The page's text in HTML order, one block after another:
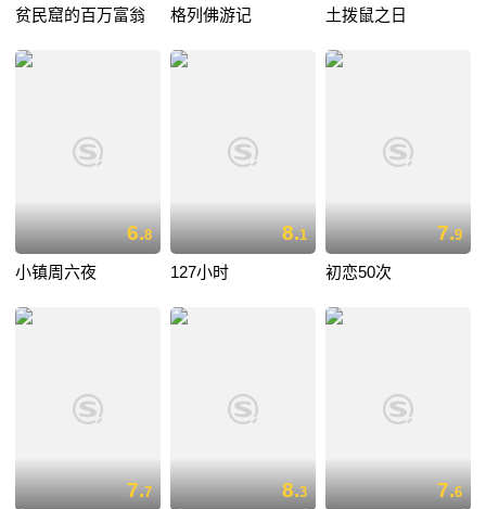
贫民窟的百万富翁 格列佛游记 土拨鼠之日
6.8
小镇周六夜
8.1
127小时
7.9
初恋50次
7.7 8.3 7.6